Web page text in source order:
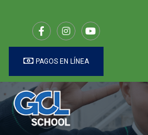
PAGOS EN LÍNEA